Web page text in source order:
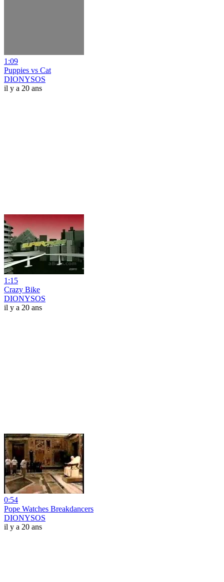
1:09
Puppies vs Cat
DIONYSOS
il y a 20 ans
1:15
Crazy Bike
DIONYSOS
il y a 20 ans
0:54
Pope Watches Breakdancers
DIONYSOS
il y a 20 ans